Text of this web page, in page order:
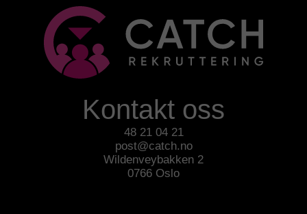
Kontakt oss
48 21 04 21
post@catch.no
Wildenveybakken 2
0766 Oslo